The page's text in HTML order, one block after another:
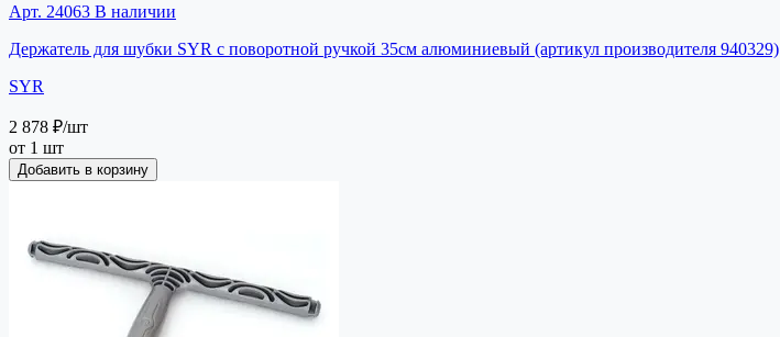
Арт. 24063 В наличии
Держатель для шубки SYR с поворотной ручкой 35см алюминиевый (артикул производителя 940329)
SYR
2 878 ₽/шт
от 1 шт
Добавить в корзину